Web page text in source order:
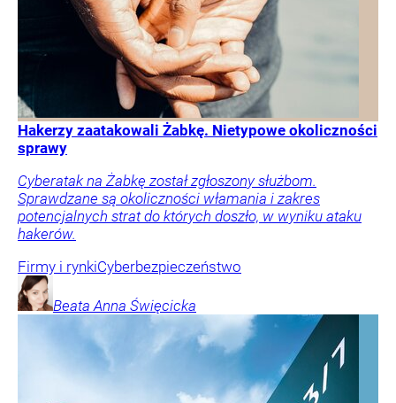
Hakerzy zaatakowali Żabkę. Nietypowe okoliczności
sprawy
Cyberatak na Żabkę został zgłoszony służbom.
Sprawdzane są okoliczności włamania i zakres
potencjalnych strat do których doszło, w wyniku ataku
hakerów.
Firmy i rynkiCyberbezpieczeństwo
Beata Anna Święcicka